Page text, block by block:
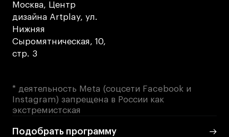
Москва, Центр
дизайна Artplay, ул.
Нижняя
Сыромятническая, 10,
стр. 3
* деятельность Meta (соцсети Facebook и
Instagram) запрещена в России как
экстремистская
Подобрать программу